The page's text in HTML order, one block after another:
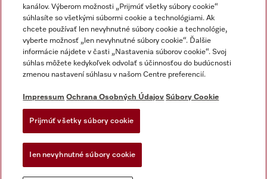
Impressum
Obchodné podmienky
Ochrana osobných údajov
Dodacie podmienky
Akt o digitalnych sluzbach
kanálov. Výberom možnosti „Prijmúť všetky súbory cookie“
súhlasíte so všetkými súbormi cookie a technológiami. Ak
chcete používať len nevyhnutné súbory cookie a technológie,
vyberte možnosť „len nevyhnutné súbory cookie“. Ďalšie
informácie nájdete v časti „Nastavenia súborov cookie“. Svoj
súhlas môžete kedykoľvek odvolať s účinnosťou do budúcnosti
zmenou nastavení súhlasu v našom Centre preferencií.
Impressum Ochrana Osobných Údajov Súbory Cookie
Prijmúť všetky súbory cookie
Ien nevyhnutné súbory cookie